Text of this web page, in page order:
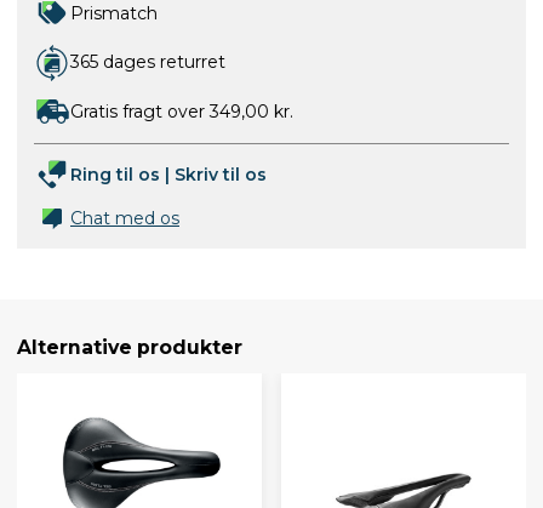
Prismatch
365 dages returret
Gratis fragt over 349,00 kr.
Ring til os | Skriv til os
Chat med os
Alternative produkter